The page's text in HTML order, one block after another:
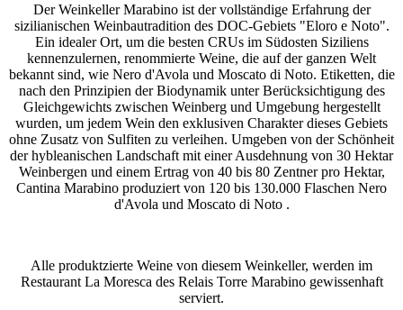
Der Weinkeller Marabino ist der vollständige Erfahrung der
sizilianischen Weinbautradition des DOC-Gebiets "Eloro e Noto".
Ein idealer Ort, um die besten CRUs im Südosten Siziliens
kennenzulernen, renommierte Weine, die auf der ganzen Welt
bekannt sind, wie Nero d'Avola und Moscato di Noto. Etiketten, die
nach den Prinzipien der Biodynamik unter Berücksichtigung des
Gleichgewichts zwischen Weinberg und Umgebung hergestellt
wurden, um jedem Wein den exklusiven Charakter dieses Gebiets
ohne Zusatz von Sulfiten zu verleihen. Umgeben von der Schönheit
der hybleanischen Landschaft mit einer Ausdehnung von 30 Hektar
Weinbergen und einem Ertrag von 40 bis 80 Zentner pro Hektar,
Cantina Marabino produziert von 120 bis 130.000 Flaschen Nero
d'Avola und Moscato di Noto .
Alle produktzierte Weine von diesem Weinkeller, werden im
Restaurant La Moresca des Relais Torre Marabino gewissenhaft
serviert.